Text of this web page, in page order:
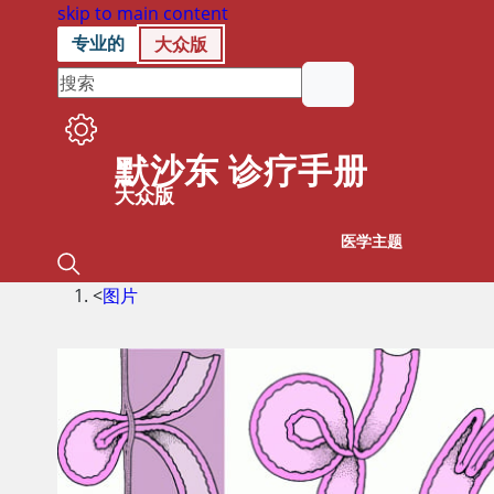
skip to main content
专业的
大众版
默沙东 诊疗手册
大众版
医学主题
<图片